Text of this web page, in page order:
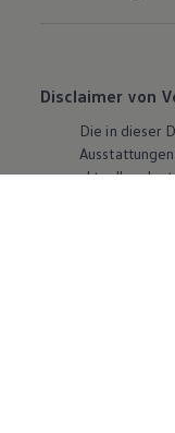
Disclaimer von
Die in dieser
aktuellen